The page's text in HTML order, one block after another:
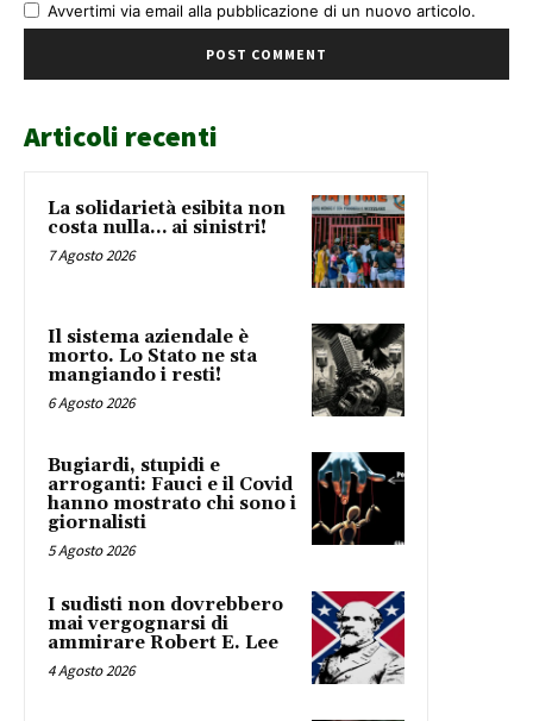
Avvertimi via email alla pubblicazione di un nuovo articolo.
Articoli recenti
La solidarietà esibita non
costa nulla… ai sinistri!
7 Agosto 2026
Il sistema aziendale è
morto. Lo Stato ne sta
mangiando i resti!
6 Agosto 2026
Bugiardi, stupidi e
arroganti: Fauci e il Covid
hanno mostrato chi sono i
giornalisti
5 Agosto 2026
I sudisti non dovrebbero
mai vergognarsi di
ammirare Robert E. Lee
4 Agosto 2026